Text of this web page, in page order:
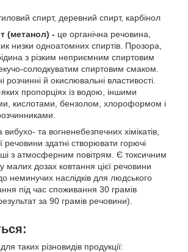
спирт, деревний спирт, карбінол
(метанол) - це органічна речовина,
низки одноатомних спиртів. Прозора,
з різким неприємним спиртовим
солодкуватим спиртовим смаком.
розчинні й окислювальні властивості.
пропорціях із водою, іншими
кислотами, бензолом, хлороформом і
та вогненебезпечних хімікатів,
речовини здатні створювати горючі
з атмосферним повітрям. Є токсичним
малих дозах ковтання цієї речовини
неминучих наслідків для людського
під час споживання 30 грамів
результат за 90 грамів речовини).
таких різновидів продукції: